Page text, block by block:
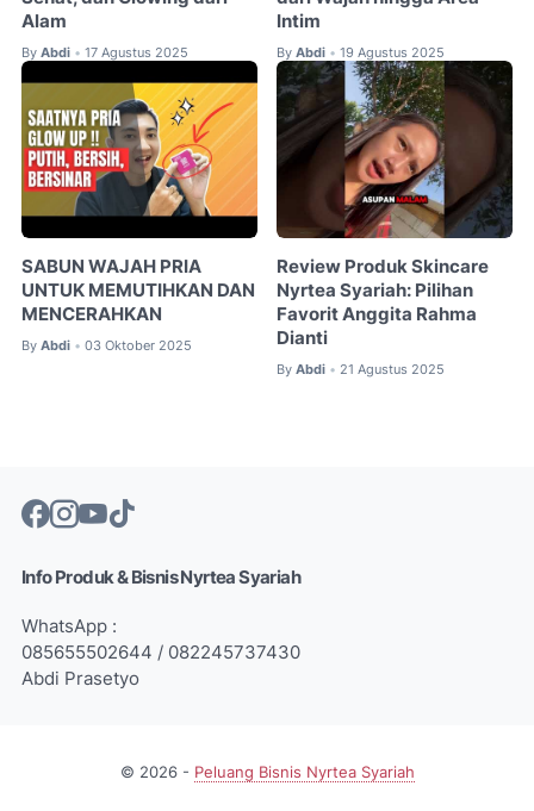
Alam
By Abdi • 17 Agustus 2025
Intim
By Abdi • 19 Agustus 2025
SABUN WAJAH PRIA
UNTUK MEMUTIHKAN DAN
MENCERAHKAN
By Abdi • 03 Oktober 2025
Review Produk Skincare
Nyrtea Syariah: Pilihan
Favorit Anggita Rahma
Dianti
By Abdi • 21 Agustus 2025
Info Produk & Bisnis Nyrtea Syariah
WhatsApp :
085655502644 / 082245737430
Abdi Prasetyo
© 2026- Peluang Bisnis Nyrtea Syariah